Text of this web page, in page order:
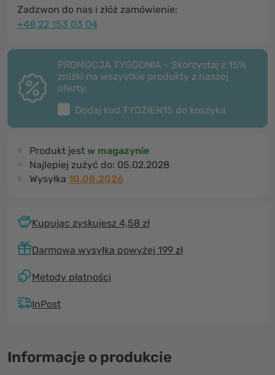
Zadzwon do nas i złóż zamówienie:
+48 22 153 03 04
PROMOCJA TYGODNIA - Skorzystaj z 15%
zniżki na wszystkie produkty z naszej
oferty.
Dodaj kod TYDZIEN15 do koszyka
Produkt jest w magazynie
Najlepiej zużyć do: 05.02.2028
Wysyłka 10.08.2026
Kupując zyskujesz 4,58 zł
Darmowa wysyłka powyżej 199 zł
Metody płatności
InPost
Informacje o produkcie